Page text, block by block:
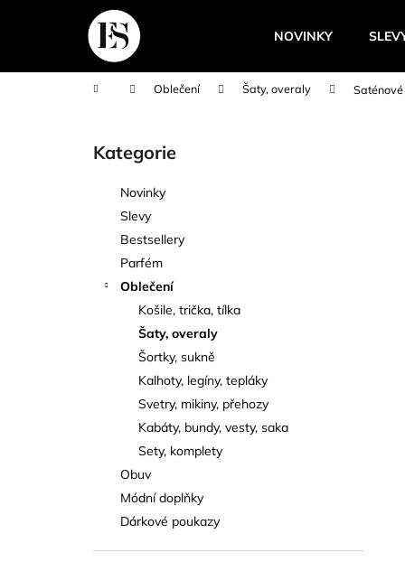
NOVINKY
Domů Oblečení Šaty, overaly
Přeskočit
kategorie
Kategorie
Novinky
Slevy
Bestsellery
Parfém
Oblečení
Košile, trička, tílka
Šaty, overaly
Šortky, sukně
Kalhoty, legíny, tepláky
Svetry, mikiny, přehozy
Kabáty, bundy, vesty, saka
Sety, komplety
Obuv
Módní doplňky
Dárkové poukazy
í
Zpět
do
Zpět
do
ELASTICKÉ, STAHUJÍCÍ BODY EDEN
449 kč